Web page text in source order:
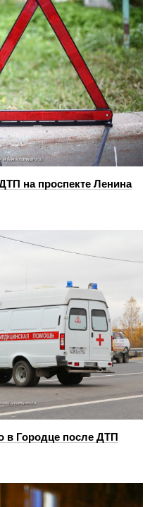
на проспекте Ленина
в Городце после ДТП